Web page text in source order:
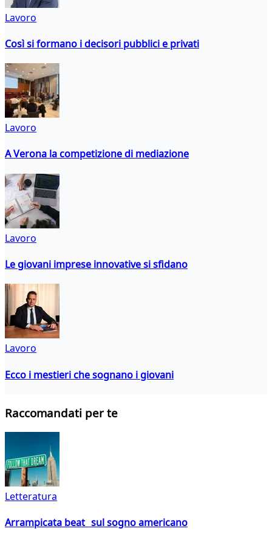
Lavoro
Così si formano i decisori pubblici e privati
Lavoro
A Verona la competizione di mediazione
Lavoro
Le giovani imprese innovative si sfidano
Lavoro
Ecco i mestieri che sognano i giovani
Raccomandati per te
Letteratura
Arrampicata beat sul sogno americano